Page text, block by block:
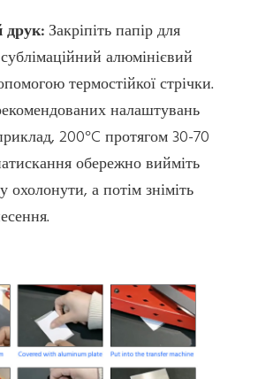
друк: Закріпіть папір для
алюмінієвий
термостійкої стрічки.
налаштувань
200°C протягом 30-70
обережно вийміть
охолонути, а потім зніміть